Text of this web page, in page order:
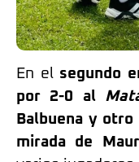
En el segundo
por 2-0 al
Balbuena y
mirada de